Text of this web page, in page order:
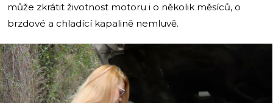
může zkrátit životnost motoru i o několik měsíců, o
brzdové a chladící kapalině nemluvě.